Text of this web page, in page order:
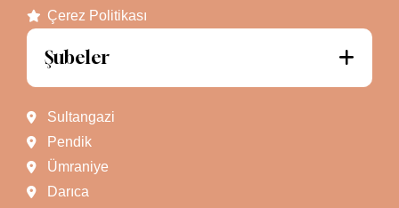
Çerez Politikası
Şubeler
Sultangazi
Pendik
Ümraniye
Darıca